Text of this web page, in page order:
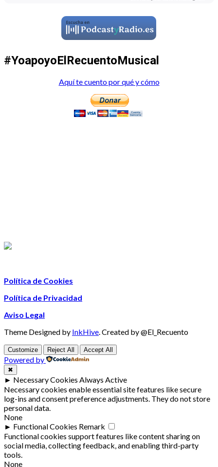
#YoapoyoElRecuentoMusical
Aquí te cuento por qué y cómo
Política de Cookies
Política de Privacidad
Aviso Legal
Theme Designed by InkHive Created by @El_Recuento
Customize Reject All Accept All
Powered by
✖
► Necessary Cookies Always Active
Necessary cookies enable essential site features like secure
log-ins and consent preference adjustments. They do not store
personal data.
None
► Functional Cookies Remark
Functional cookies support features like content sharing on
social media, collecting feedback, and enabling third-party
tools.
None